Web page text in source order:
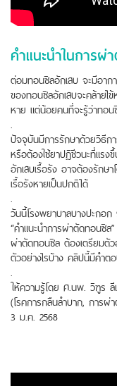
คำเเนะนำในการ
ต่อมทอนซิลอักเสบ จะมีอาก
ของทอนซิลอักเสบจะคล้ายไ
หาย แต่น้อยคนที่จะรู้ว่าทอน
.
ปัจจุบันมีการรักษาด้วยวิธีก
หรือต้องใช้ยาปฎิชีวนะที่แรง
อักเสบเรื้อรัง อาจต้องรักษ
เรื้อรังหายเป็นปกติได้
.
วันนี้โรงพยาบาลบางปะกอ
“คำแนะนำการผ่าตัดทอนซิล
ผ่าตัดทอนซิล ต้องเตรียมตั
ตัวอย่างไรบ้าง คลิปนี้มีคำต
.
ให้ความรู้โดย ศ.นพ. วิฑูร
(โรคการกลืนลำบาก, การผ่
3 ม.ค. 2568